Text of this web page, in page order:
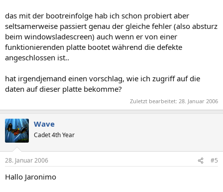
das mit der bootreinfolge hab ich schon probiert aber
seltsamerweise passiert genau der gleiche fehler (also absturz
beim windowsladescreen) auch wenn er von einer
funktionierenden platte bootet während die defekte
angeschlossen ist..
hat irgendjemand einen vorschlag, wie ich zugriff auf die
daten auf dieser platte bekomme?
Zuletzt bearbeitet: 28. Januar 2006
Wave
Cadet 4th Year
28. Januar 2006 #5
Hallo Jaronimo